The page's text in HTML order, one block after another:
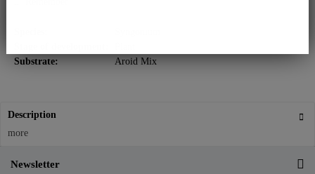
Substrate:
Aroid Mix
Description
more
Newsletter